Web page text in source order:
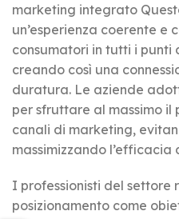
marketing integrato
un’esperienza coerente e
consumatori in tutti i punti
creando così una
duratura. Le aziende
per sfruttare al massimo il
canali di marketing,
massimizzando
I professionisti del settore
posizionamento come